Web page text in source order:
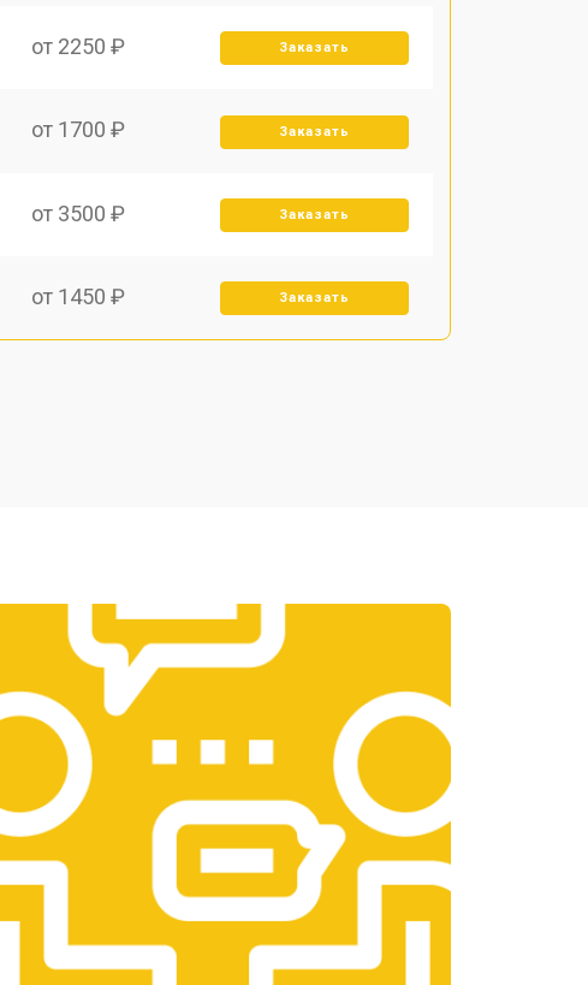
от 2250 ₽ Заказать
от 1700 ₽ Заказать
от 3500 ₽ Заказать
от 1450 ₽ Заказать
от 3300 ₽
от 1400 ₽ Заказать
от 2700 ₽ Заказать
от 950 ₽ Заказать
от 1750 ₽